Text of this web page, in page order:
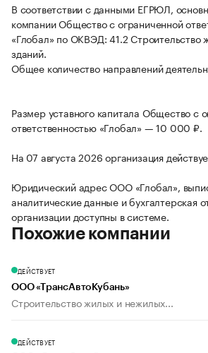
В соответствии с данными ЕГРЮЛ,
компании Общество с ограниченной
«Глобал» по ОКВЭД: 41.2 Строительство
зданий.
Общее количество направлений
Размер уставного капитала Общество с
ответственностью «Глобал» — 10 000 ₽.
На 07 августа 2026 организация
Юридический адрес ООО «Глобал»,
аналитические данные и бухгалтерская
организации доступны в системе.
Похожие компании
ДЕЙСТВУЕТ
ООО «ТрансАвтоКубань»
Строительство жилых и нежилых...
ДЕЙСТВУЕТ